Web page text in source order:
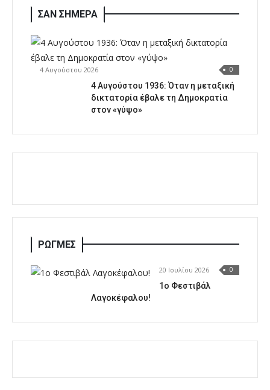
ΣΑΝ ΣΗΜΕΡΑ
4 Αυγούστου 2026 0
4 Αυγούστου 1936: Όταν η μεταξική
δικτατορία έβαλε τη Δημοκρατία
στον «γύψο»
ΡΩΓΜΕΣ
20 Ιουλίου 2026 0
1o Φεστιβάλ
Λαγοκέφαλου!